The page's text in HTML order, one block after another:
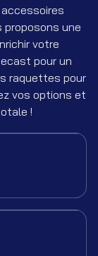
proposons une
votre
pour un
raquettes pour
vos options et
!